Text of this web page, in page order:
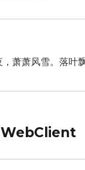
萧萧风雪。落叶
WebClient